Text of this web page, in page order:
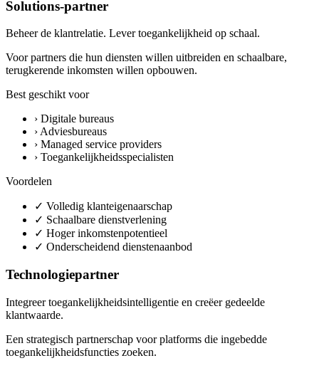
Solutions-partner
Beheer de klantrelatie. Lever toegankelijkheid op schaal.
Voor partners die hun diensten willen uitbreiden en schaalbare,
terugkerende inkomsten willen opbouwen.
Best geschikt voor
› Digitale bureaus
› Adviesbureaus
› Managed service providers
› Toegankelijkheidsspecialisten
Voordelen
✓ Volledig klanteigenaarschap
✓ Schaalbare dienstverlening
✓ Hoger inkomstenpotentieel
✓ Onderscheidend dienstenaanbod
Technologiepartner
Integreer toegankelijkheidsintelligentie en creëer gedeelde
klantwaarde.
Een strategisch partnerschap voor platforms die ingebedde
toegankelijkheidsfuncties zoeken.